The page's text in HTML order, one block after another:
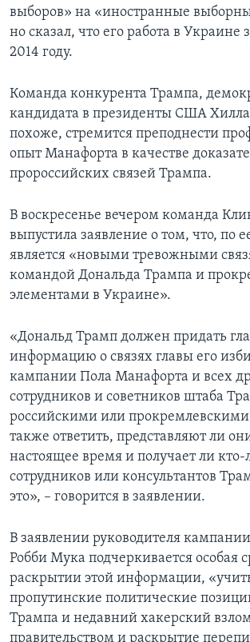
выборов» на «иностранные
но сказал, что его работа в Украине
2014 году.
Команда конкурента Трампа,
кандидата в президенты США
похоже, стремится преподнести
опыт Манафорта в качестве
пророссийских связей Трампа.
В воскресенье вечером команда
выпустила заявление о том, что, по
является «новыми тревожными
командой Дональда Трампа и
элементами в Украине».
«Дональд Трамп должен придать
информацию о связях главы его
кампании Пола Манафорта и всех
сотрудников и советников штаба
российскими или
также ответить, представляют ли
настоящее время и получает ли кто-
сотрудников или консультантов
это», – говорится в заявлении.
В заявлении руководителя
Робби Мука подчеркивается особая
раскрытии этой информации,
пропутинские политические
Трампа и недавний хакерский
правительством и раскрытие